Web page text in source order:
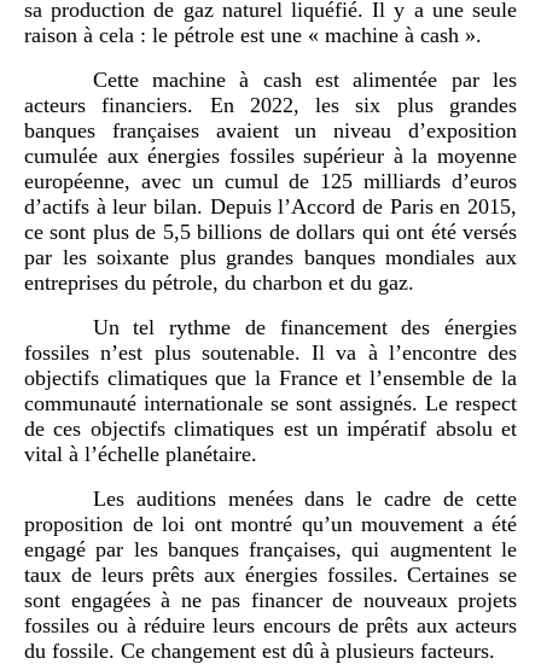
sa production de gaz naturel liquéfié. Il y a une seule
raison à cela : le pétrole est une « machine à cash ».
Cette machine à cash est alimentée par les
acteurs financiers. En 2022, les six plus grandes
banques françaises avaient un niveau d’exposition
cumulée aux énergies fossiles supérieur à la moyenne
européenne, avec un cumul de 125 milliards d’euros
d’actifs à leur bilan. Depuis l’Accord de Paris en 2015,
ce sont plus de 5,5 billions de dollars qui ont été versés
par les soixante plus grandes banques mondiales aux
entreprises du pétrole, du charbon et du gaz.
Un tel rythme de financement des énergies
fossiles n’est plus soutenable. Il va à l’encontre des
objectifs climatiques que la France et l’ensemble de la
communauté internationale se sont assignés. Le respect
de ces objectifs climatiques est un impératif absolu et
vital à l’échelle planétaire.
Les auditions menées dans le cadre de cette
proposition de loi ont montré qu’un mouvement a été
engagé par les banques françaises, qui augmentent le
taux de leurs prêts aux énergies fossiles. Certaines se
sont engagées à ne pas financer de nouveaux projets
fossiles ou à réduire leurs encours de prêts aux acteurs
du fossile. Ce changement est dû à plusieurs facteurs.